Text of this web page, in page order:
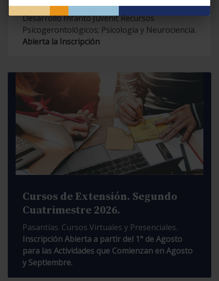
Contemporáneas; Problemáticas en el
Desarrollo Infanto Juvenil; Recursos
Psicogerontológicos; Psicología y Neurociencia.
Abierta la Inscripción
Cursos de Extensión. Segundo
Cuatrimestre 2026.
Pasantías. Cursos Virtuales y Presenciales.
Inscripción Abierta a partir del 1° de Agosto
para las Actividades que Comienzan en Agosto
y Septiembre.